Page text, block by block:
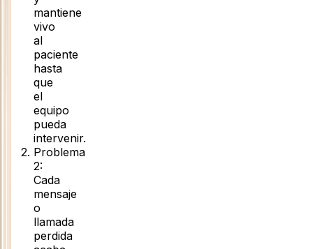
mantiene
vivo
al
paciente
hasta
que
el
equipo
pueda
intervenir.
Problema
2:
Cada
mensaje
o
llamada
perdida